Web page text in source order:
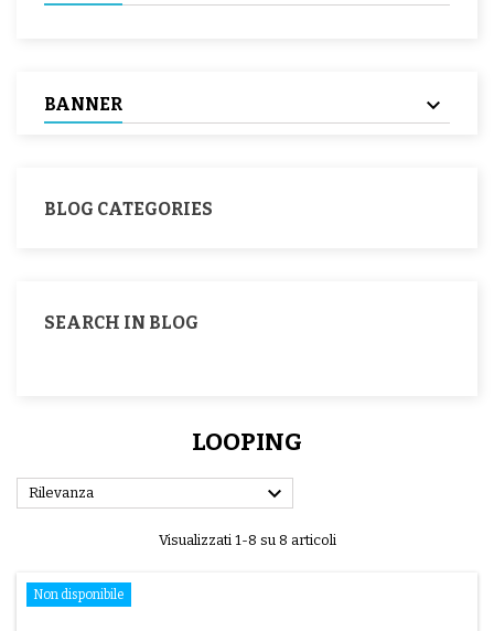
BANNER
BLOG CATEGORIES
SEARCH IN BLOG
LOOPING
Rilevanza 
Visualizzati 1-8 su 8 articoli
Non disponibile